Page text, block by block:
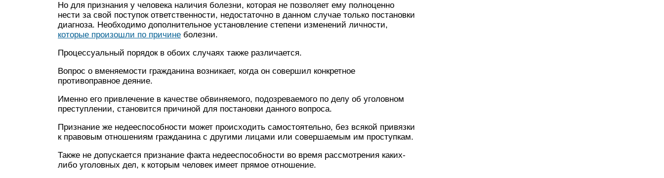
Но для признания у человека наличия болезни, которая не позволяет ему полноценно
нести за свой поступок ответственности, недостаточно в данном случае только постановки
диагноза. Необходимо дополнительное установление степени изменений личности,
которые произошли по причине болезни.
Процессуальный порядок в обоих случаях также различается.
Вопрос о вменяемости гражданина возникает, когда он совершил конкретное
противоправное деяние.
Именно его привлечение в качестве обвиняемого, подозреваемого по делу об уголовном
преступлении, становится причиной для постановки данного вопроса.
Признание же недееспособности может происходить самостоятельно, без всякой привязки
к правовым отношениям гражданина с другими лицами или совершаемым им проступкам.
Также не допускается признание факта недееспособности во время рассмотрения каких-
либо уголовных дел, к которым человек имеет прямое отношение.